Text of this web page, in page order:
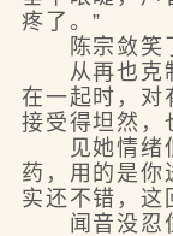
疼了。”
陈宗敛笑了
从再也克制
在一起时，对
接受得坦然，
见她情绪低
药，用的是你
实还不错，这
闻音没忍住